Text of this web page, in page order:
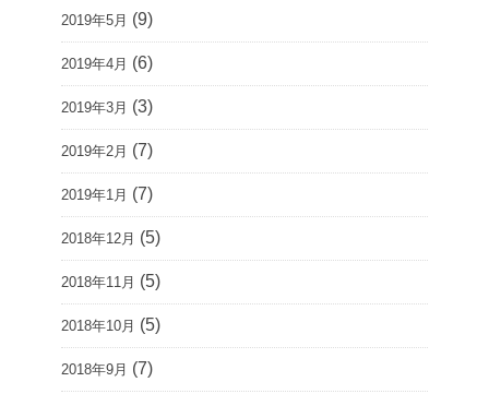
2019年5月 (9)
2019年4月 (6)
2019年3月 (3)
2019年2月 (7)
2019年1月 (7)
2018年12月 (5)
2018年11月 (5)
2018年10月 (5)
2018年9月 (7)